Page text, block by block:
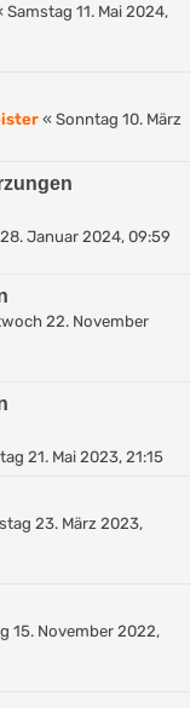
Samstag 11. Mai 2024,
« Sonntag 10. März
Januar 2024, 09:59
22. November
21. Mai 2023, 21:15
23. März 2023,
15. November 2022,